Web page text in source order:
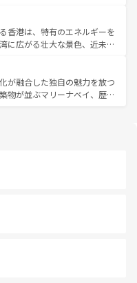
ベトナムコーヒーなどは、ぜ
域を訪れてもあたたかい人々
、きっと忘れられない旅にな
ではチェンマイなどの山岳地
はプーケットやクラビの美し
しむことができる。タイ料理
、どの季節にも異なる楽しみ
タイの人々、仏教を中心とし
源が、訪れる旅人を魅了し続
香港は、特有のエネルギーを
に広がる壮大な景色、近未来
はず。観光スポットが密集し
回れるのも魅力。息をのむよ
で、香港を存分に楽しみ尽く
が融合した独自の魅力を放つ
物が並ぶマリーナベイ、歴史
を楽しめる外せないスポット